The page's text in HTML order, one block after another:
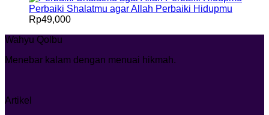
Perbaiki Shalatmu agar Allah Perbaiki Hidupmu
Rp49,000
Wahyu Qolbu
Menebar kalam dengan menuai hikmah.
Artikel